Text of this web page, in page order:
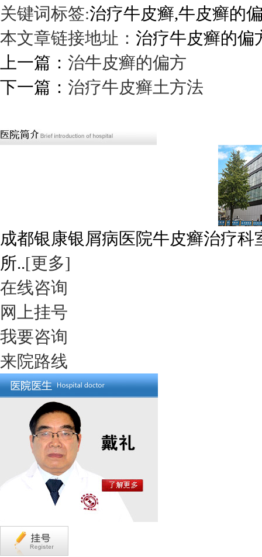
关键词标签:治疗牛皮癣,牛皮癣的
本文章链接地址： 治疗牛皮癣的偏
上一篇： 治牛皮癣的偏方
下一篇： 治疗牛皮癣土方法
成都银康银屑病医院牛皮癣治疗
所..[更多]
在线咨询
网上挂号
我要咨询
来院路线